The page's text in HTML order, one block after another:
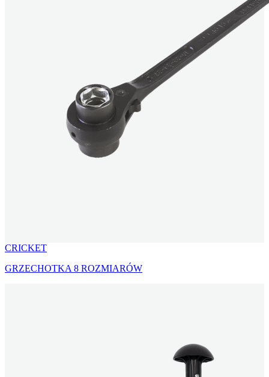
CRICKET
GRZECHOTKA 8 ROZMIARÓW